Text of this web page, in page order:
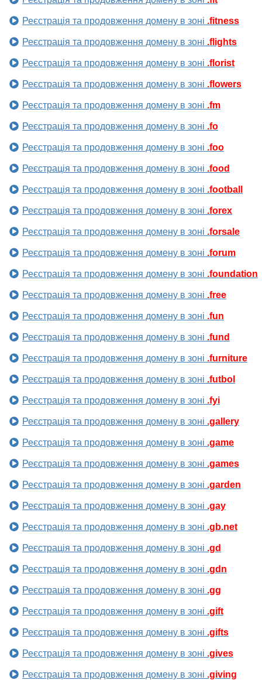
Реєстрація та продовження домену в зоні .fitness
Реєстрація та продовження домену в зоні .flights
Реєстрація та продовження домену в зоні .florist
Реєстрація та продовження домену в зоні .flowers
Реєстрація та продовження домену в зоні .fm
Реєстрація та продовження домену в зоні .fo
Реєстрація та продовження домену в зоні .foo
Реєстрація та продовження домену в зоні .food
Реєстрація та продовження домену в зоні .football
Реєстрація та продовження домену в зоні .forex
Реєстрація та продовження домену в зоні .forsale
Реєстрація та продовження домену в зоні .forum
Реєстрація та продовження домену в зоні .foundation
Реєстрація та продовження домену в зоні .free
Реєстрація та продовження домену в зоні .fun
Реєстрація та продовження домену в зоні .fund
Реєстрація та продовження домену в зоні .furniture
Реєстрація та продовження домену в зоні .futbol
Реєстрація та продовження домену в зоні .fyi
Реєстрація та продовження домену в зоні .gallery
Реєстрація та продовження домену в зоні .game
Реєстрація та продовження домену в зоні .games
Реєстрація та продовження домену в зоні .garden
Реєстрація та продовження домену в зоні .gay
Реєстрація та продовження домену в зоні .gb.net
Реєстрація та продовження домену в зоні .gd
Реєстрація та продовження домену в зоні .gdn
Реєстрація та продовження домену в зоні .gg
Реєстрація та продовження домену в зоні .gift
Реєстрація та продовження домену в зоні .gifts
Реєстрація та продовження домену в зоні .gives
Реєстрація та продовження домену в зоні .giving